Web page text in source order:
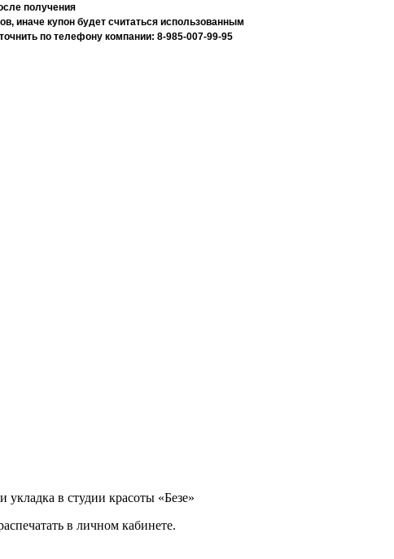
получения
иначе купон будет считаться использованным
по телефону компании: 8-985-007-99-95
в студии красоты «Безе»
в личном кабинете.